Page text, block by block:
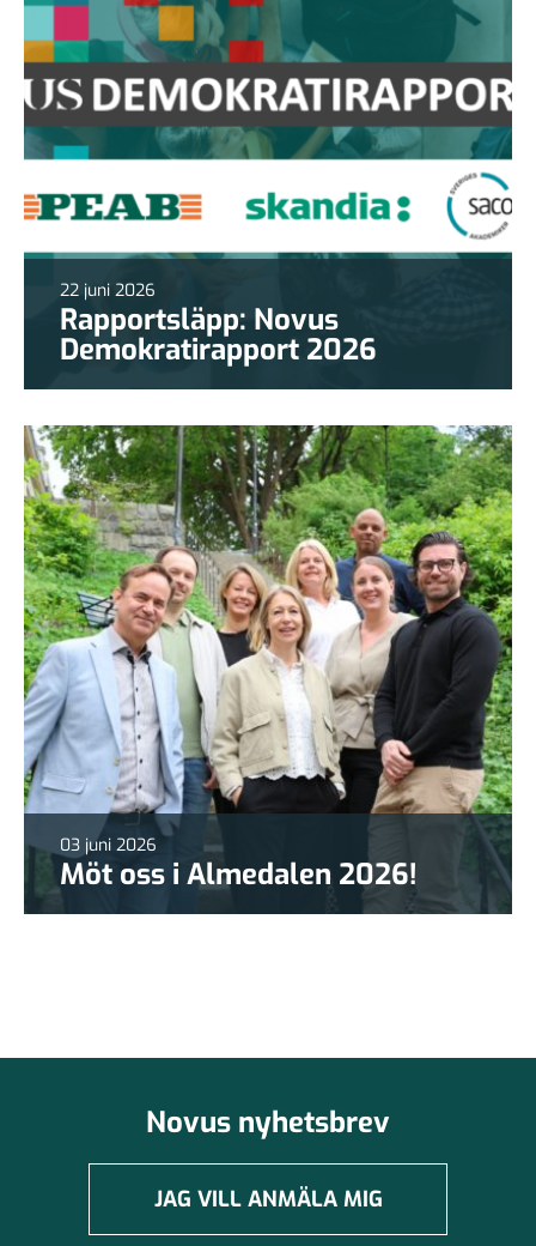
22 juni 2026
Rapportsläpp: Novus
Demokratirapport 2026
03 juni 2026
Möt oss i Almedalen 2026!
Novus nyhetsbrev
JAG VILL ANMÄLA MIG